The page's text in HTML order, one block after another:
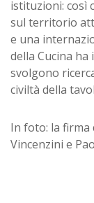
istituzioni: così
sul territorio
e una
della Cucina
svolgono
civiltà della
In foto: la firma
Vincenzini e